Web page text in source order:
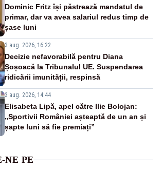
Dominic Fritz își păstrează mandatul de
primar, dar va avea salariul redus timp de
șase luni
3 aug. 2026, 16:22
Decizie nefavorabilă pentru Diana
Șoșoacă la Tribunalul UE. Suspendarea
ridicării imunității, respinsă
3 aug. 2026, 14:44
Elisabeta Lipă, apel către Ilie Bolojan:
„Sportivii României așteaptă de un an și
șapte luni să fie premiați”
NE PE